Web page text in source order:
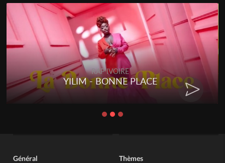
RAP IVOIRE
YILIM - BONNE PLACE
Général Thèmes